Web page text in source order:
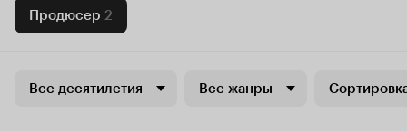
Продюсер 2
Все десятилетия Все жанры